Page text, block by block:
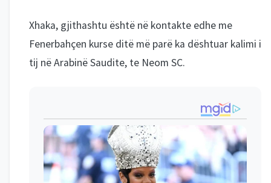
Xhaka, gjithashtu është në kontakte edhe me
Fenerbahçen kurse ditë më parë ka dështuar kalimi i
tij në Arabinë Saudite, te Neom SC.